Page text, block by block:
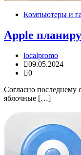
Компьютеры и
Apple
localpromo
09.05.2024
0
Согласно последнему
яблочные […]